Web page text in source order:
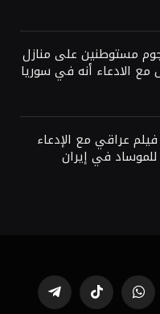
مستوطنين على منازل
مع الادعاء أنه في سوريا
عراقي مع الإدعاء
للموساد في إيران
واتساب تيكتوك تيلقرام